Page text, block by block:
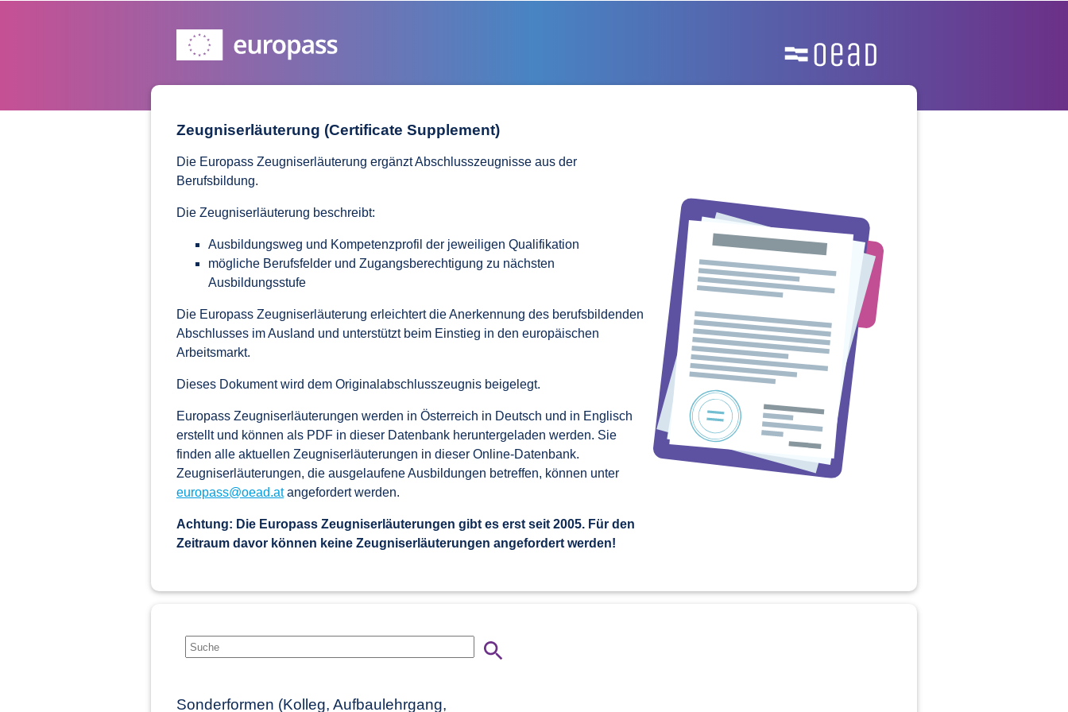
Zeugniserläuterung (Certificate Supplement)
Die Europass Zeugniserläuterung ergänzt Abschlusszeugnisse aus der
Berufsbildung.
Die Zeugniserläuterung beschreibt:
Ausbildungsweg und Kompetenzprofil der jeweiligen Qualifikation
mögliche Berufsfelder und Zugangsberechtigung zu nächsten
Ausbildungsstufe
Die Europass Zeugniserläuterung erleichtert die Anerkennung des berufsbildenden
Abschlusses im Ausland und unterstützt beim Einstieg in den europäischen
Arbeitsmarkt.
Dieses Dokument wird dem Originalabschlusszeugnis beigelegt.
Europass Zeugniserläuterungen werden in Österreich in Deutsch und in Englisch
erstellt und können als PDF in dieser Datenbank heruntergeladen werden. Sie
finden alle aktuellen Zeugniserläuterungen in dieser Online-Datenbank.
Zeugniserläuterungen, die ausgelaufene Ausbildungen betreffen, können unter
europass@oead.atangefordert werden.
Achtung: Die Europass Zeugniserläuterungen gibt es erst seit 2005. Für den
Zeitraum davor können keine Zeugniserläuterungen angefordert werden!
Sonderformen (Kolleg, Aufbaulehrgang,